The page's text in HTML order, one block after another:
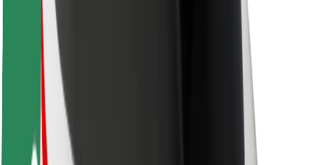
Bezpieczna jazda na hulajnogach
Laboratorium bezpieczeństwa
Miasta
Lokalizacje